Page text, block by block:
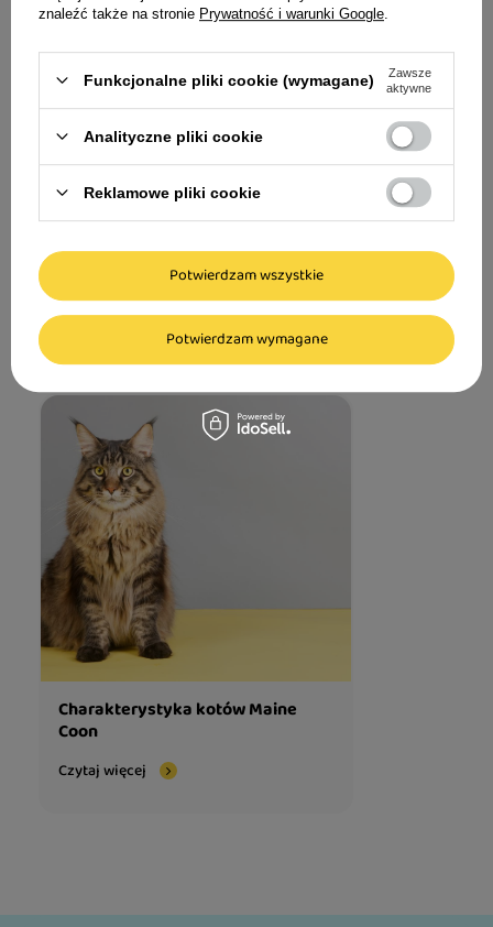
9,90 zł
49,50 zł / kg
Porady i inspiracje
Więcej artykułów
Charakterystyka kotów Maine
Coon
Czytaj więcej
znaleźć także na stronie Prywatność i warunki Google
Funkcjonalne pliki cookie (wymagane)
Zawsze
aktywne
Analityczne pliki cookie
Reklamowe pliki cookie
Potwierdzam wymagane
Potwierdzam wszystkie